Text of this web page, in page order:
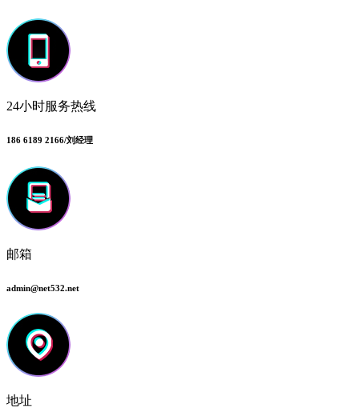
24小时服务热线
186 6189 2166/刘经理
邮箱
admin@net532.net
地址